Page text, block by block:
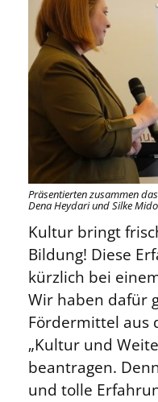
Präsentierten zusammen
Dena Heydari und Silke
Kultur bringt
Bildung! Diese
kürzlich bei
Wir haben dafür
Fördermittel aus
„Kultur und
beantragen.
und tolle